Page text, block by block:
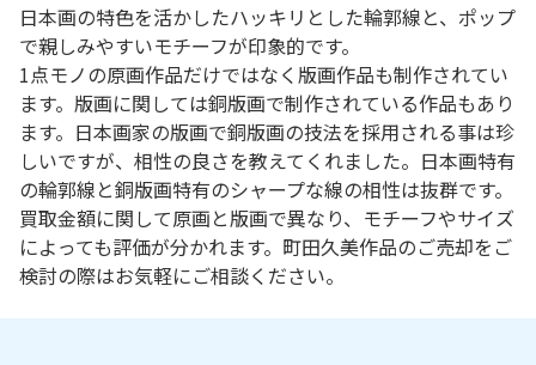
日本画の特色を活かしたハッキリとした輪郭線と、ポップ
で親しみやすいモチーフが印象的です。
1点モノの原画作品だけではなく版画作品も制作されてい
ます。版画に関しては銅版画で制作されている作品もあり
ます。日本画家の版画で銅版画の技法を採用される事は珍
しいですが、相性の良さを教えてくれました。日本画特有
の輪郭線と銅版画特有のシャープな線の相性は抜群です。
買取金額に関して原画と版画で異なり、モチーフやサイズ
によっても評価が分かれます。町田久美作品のご売却をご
検討の際はお気軽にご相談ください。